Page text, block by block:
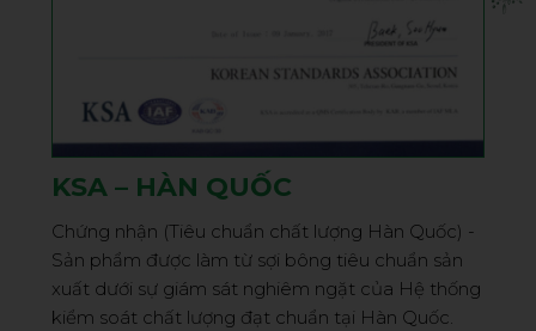
KSA – HÀN QUỐC
Chứng nhận (Tiêu chuẩn chất lượng Hàn Quốc) -
Sản phẩm được làm từ sợi bông tiêu chuẩn sản
xuất dưới sự giám sát nghiêm ngặt của Hệ thống
kiểm soát chất lượng đạt chuẩn tại Hàn Quốc.